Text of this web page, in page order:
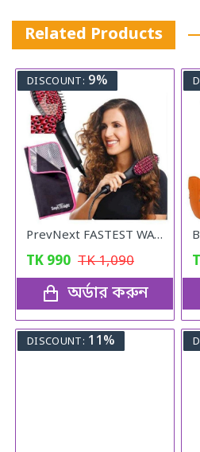
Related Products
DISCOUNT: 9%
PrevNext FASTEST WAY TO STRAIGHTEN YOUR HAIR
TK 990 TK1,090
অর্ডার করুন
DISCOUNT: 11%